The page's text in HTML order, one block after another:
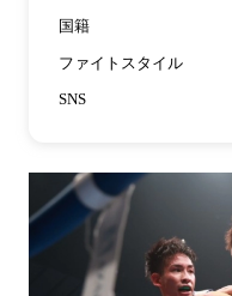
国籍
ファイトスタイル
SNS